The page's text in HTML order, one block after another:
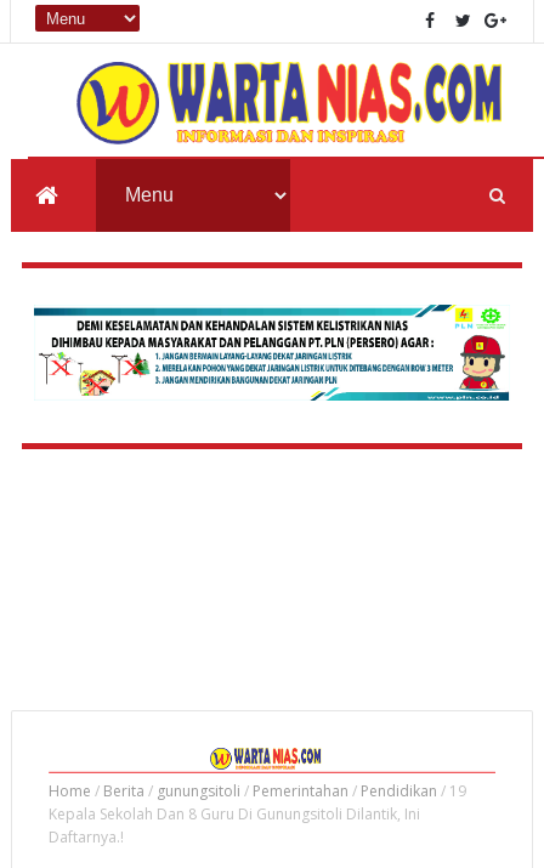
Home / Berita / gunungsitoli / Pemerintahan / Pendidikan / 19
Kepala Sekolah Dan 8 Guru Di Gunungsitoli Dilantik, Ini
Daftarnya.!